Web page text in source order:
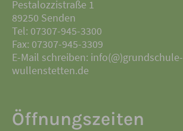
Pestalozzistraße 1
89250 Senden
Tel: 07307-945-3300
Fax: 07307-945-3309
E-Mail schreiben: info(@)grundschule-
wullenstetten.de
Öffnungszeiten